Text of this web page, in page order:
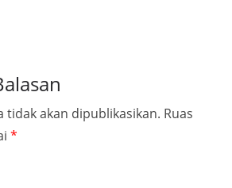
tidak akan dipublikasikan. Ruas
*